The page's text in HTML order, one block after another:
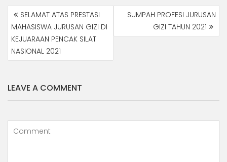
NAVIGASI
POSSELAMAT ATAS PRESTASI
MAHASISWA JURUSAN GIZI DI
KEJUARAAN PENCAK SILAT
NASIONAL 2021
SUMPAH PROFESI JURUSAN
GIZI TAHUN 2021
LEAVE A COMMENT